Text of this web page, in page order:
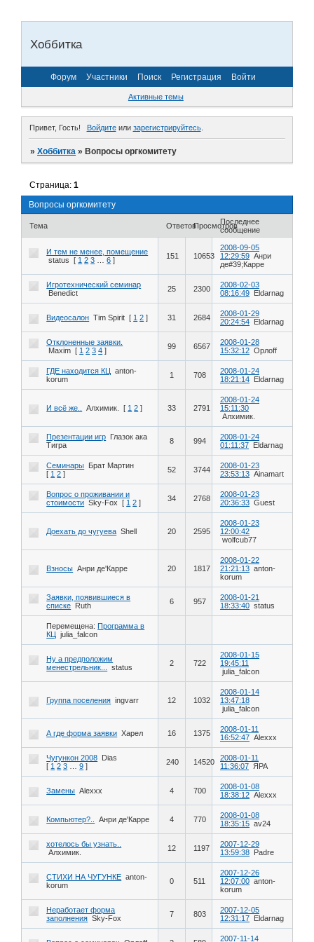
Хоббитка
Форум Участники Поиск Регистрация Войти
Активные темы
Привет, Гость! Войдитеили зарегистрируйтесь.
»Хоббитка »Вопросы оргкомитету
Вопросы оргкомитету
Страница:1
Тема ОтветовПросмотровПоследнее
сообщение
И тем не менее, помещение
status
[ 1 2 3 6 ] 151 10653
2008-09-05
12:29:59 Анри
де#39;Карре
Игротехнический семинар
Benedict
25 2300
2008-02-03
08:16:49
Eldarnag
Видеосалон Tim Spirit [ 1 2 ] 31 2684
2008-01-29
20:24:54
Eldarnag
Отклоненные заявки.
Maxim [ 1 2 3 4 ] 99 6567
2008-01-28
15:32:12 Орлоff
ГДЕ находится КЦ
anton-
korum
1 708
2008-01-24
18:21:14
Eldarnag
И всё же.. Алхимик. [ 1 2 ] 33 2791
2008-01-24
15:11:30
Алхимик.
Презентации игр
Глазок ака
Тигра
8 994
2008-01-24
01:11:37
Eldarnag
Семинары
Брат Мартин
[ 1 2 ] 52 3744
2008-01-23
23:53:13 Ainamart
Вопрос о проживании и
стоимости Sky-Fox [ 1 2 ] 34 2768
2008-01-23
20:36:33 Guest
Доехать до чугуева Shell 20 2595
2008-01-23
12:00:42
wolfcub77
Взносы Анри де'Карре 20 1817
2008-01-22
21:21:13 anton-
korum
Заявки, появившиеся в
списке
Ruth 6 957
2008-01-21
18:33:40 status
Перемещена: Программа в
КЦ
julia_falcon
Ну а предположим
менестрельник...
status 2 722
2008-01-15
19:45:11
julia_falcon
Группа поселения ingvarr 12 1032
2008-01-14
13:47:18
julia_falcon
А где форма заявки Харел 16 1375
2008-01-11
16:52:47 Alexxx
Чугункон 2008
Dias
[ 1 2 3 9 ] 240 14520
2008-01-11
11:36:07 ЯРА
Замены Alexxx 4 700
2008-01-08
18:38:12 Alexxx
Компьютер?.. Анри де'Карре 4 770
2008-01-08
18:35:15 av24
хотелось бы узнать..
Алхимик.
12 1197
2007-12-29
13:59:38
Padre
СТИХИ НА ЧУГУНКЕ anton-
korum
0 511
2007-12-26
12:07:00 anton-
korum
Неработает форма
заполнения Sky-Fox 7 803
2007-12-05
12:31:17
Eldarnag
2007-11-14